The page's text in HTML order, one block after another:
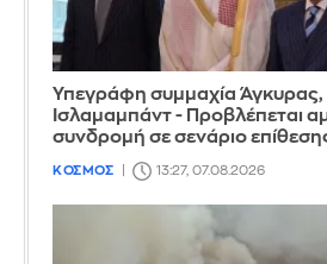
Υπεγράφη συμμαχία Άγκυρας,
Ισλαμαμπάντ - Προβλέπεται
συνδρομή σε σενάριο
ΚΟΣΜΟΣ 13:27, 07.08.2026